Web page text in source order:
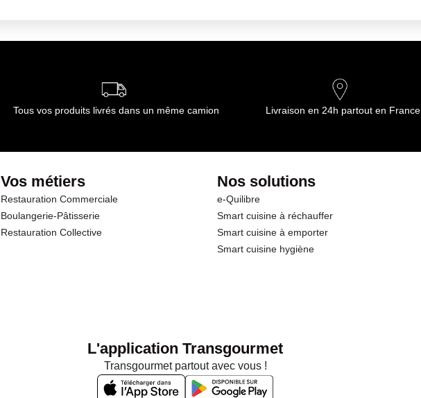
Tous vos produits livrés dans un même camion Livraison en 24h partout en France
Vos métiers
Restauration Commerciale
Boulangerie-Pâtisserie
Restauration Collective
Nos solutions
e-Quilibre
Smart cuisine à réchauffer
Smart cuisine à emporter
Smart cuisine hygiène
L'application Transgourmet
Transgourmet partout avec vous !